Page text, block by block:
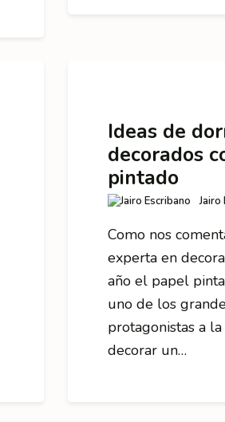
Ideas de
decorados
pintado
Jairo
Como nos
experta en
año el papel
uno de los
protagonistas a
decorar un…